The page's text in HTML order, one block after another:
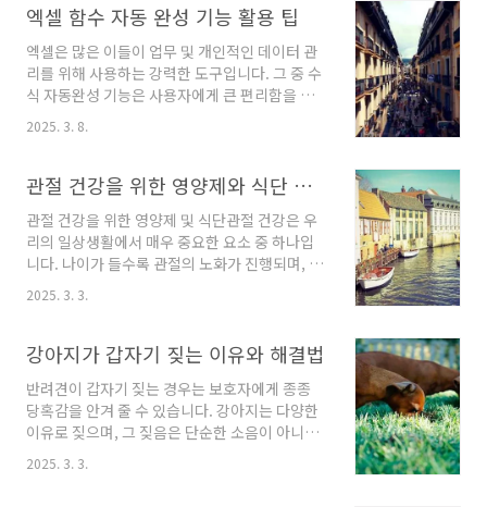
정을 생성하고, 기존 사용자는 로그인합니다.카
드 신청 메뉴 선택..
말로, 각 팀은 두 개의 라운드를 통해 최소 한 개
의 지명권을 부여받습니다.드래프트 참가 자격
NBA 드래프트에 참가하기 위해서는 선수들이
특정 자격을 충족해야 합니다. 일반적으로 대학
교 4년 과정의 자격을 마친 선수가 자동으로 드래
프트 대상자로 선정되며, 저학년 선수는 자격을
며, 22세 미만인 경우 자격을 선언해야 하지만,
엑셀 함수 자동 완성 기능 활용 팁
엑셀은 많은 이들이 업무 및 개인적인 데이터 관
리를 위해 사용하는 강력한 도구입니다. 그 중 수
식 자동완성 기능은 사용자에게 큰 편리함을 제
율성을 높이고, 실수를 줄일 수 있습니다. 그렇다
방법에 대해 알아보겠습니다.엑셀의 수식 자동완
성이란?수식 자동완성이란, 사용자가 셀에 입력
하는 데이터나 수식을 기반으로 엑셀이 관련된
제안을 제공하는 기능입니다. 예를 들어, 사용자
가 =SUM(이라고 입력하면, 엑셀은 자동으로 범
위나 숫자를 제안해 줍니다. 이를 통해 사용자는
성 기능은 여러 가지 장점을 제공합니다. 이 기능
을 활용하면 ..
2025. 3. 8.
관절 건강을 위한 영양제와 식단 추천
관절 건강을 위한 영양제 및 식단관절 건강은 우
리의 일상생활에서 매우 중요한 요소 중 하나입
니다. 나이가 들수록 관절의 노화가 진행되며, 이
로 인해 발생할 수 있는 다양한 문제가 우려되기
때문에 적절한 관리가 필요합니다. 관절을 건강
필요한 영양제를 섭취하는 것이 효과적입니다.관
몇 가지 필수 영양소를 알고 섭취하는 것이 중요
합니다. 다음은 관절에 유익한 영양소들입니다.
콜라겐: 관절과 연골의 주요 구성 성분으로, 그 양
을 유지하는 것이 중요합니다.콘드로이틴: 관절
2025. 3. 3.
강아지가 갑자기 짖는 이유와 해결법
반려견이 갑자기 짖는 경우는 보호자에게 종종
당혹감을 안겨 줄 수 있습니다. 강아지는 다양한
이유로 짖으며, 그 짖음은 단순한 소음이 아니라
중요한 의사소통 방법이기도 합니다. 오늘은 강
아지가 갑작스럽게 짖는 이유와 그에 대한 적절
2025. 3. 3.